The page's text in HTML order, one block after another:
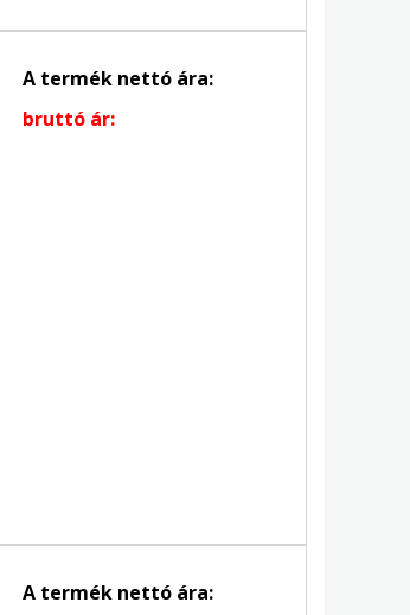
A termék nettó ára:
bruttó ár:
A termék nettó ára: